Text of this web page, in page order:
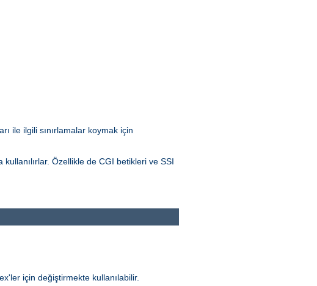
ile ilgili sınırlamalar koymak için
Özellikle de CGI betikleri ve SSI
için değiştirmekte kullanılabilir.